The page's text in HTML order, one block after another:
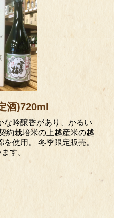
酒)720ml
な吟醸香があり、かるい
約栽培米の上越産米の越
使用。 冬季限定販売。
す。